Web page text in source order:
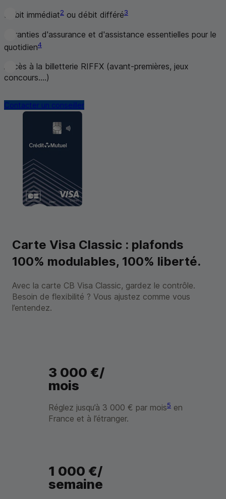
Débit immédiat2 ou débit différé3
Garanties d'assurance et d'assistance essentielles pour le
quotidien4
Accès à la billetterie RIFFX (avant-premières, jeux
concours....)
Contacter un conseiller
Carte Visa Classic : plafonds
100% modulables, 100% liberté.
Avec la carte CB Visa Classic, gardez le contrôle.
Besoin de flexibilité ? Vous ajustez comme vous
l’entendez.
3 000 €/
mois
Réglez jusqu’à 3 000 € par mois5 en
France et à l’étranger.
1 000 €/
semaine